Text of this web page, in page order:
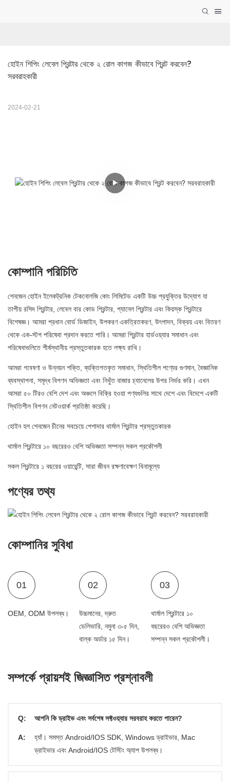
হোইন শিপিং লেবেল প্রিন্টার থেকে ২ রোল কাগজ কীভাবে প্রিন্ট করবেন?
সরবরাহকারী
2024-02-21
কোম্পানি পরিচিতি
শেনজেন হোইন ইলেকট্রনিক টেকনোলজি কোং লিমিটেড একটি উচ্চ প্রযুক্তির উদ্যোগ যা
তাপীয় রসিদ প্রিন্টার, লেবেল বার কোড প্রিন্টার, প্যানেল প্রিন্টার এবং কিয়স্ক প্রিন্টারে
বিশেষজ্ঞ। আমরা প্রধান বোর্ড ডিজাইন, উপকরণ একত্রিতকরণ, উৎপাদন, বিক্রয় এবং বিতরণ
থেকে এক-স্টপ পরিষেবা প্রদান করতে পারি। আমরা প্রিন্টার হার্ডওয়্যার সমাধান এবং
পরিষেবাগুলিতে শীর্ষস্থানীয় প্রস্তুতকারক হতে লক্ষ্য রাখি।
আমরা গবেষণা ও উন্নয়ন শক্তি, ব্যক্তিগতকৃত সমাধান, স্থিতিশীল পণ্যের গুণমান, বৈজ্ঞানিক
ব্যবস্থাপনা, সমৃদ্ধ বিপণন অভিজ্ঞতা এবং নিখুঁত বাজার চ্যানেলের উপর নির্ভর করি। এখন
আমরা ৫০ টিরও বেশি দেশ এবং অঞ্চলে বিক্রি হওয়া পণ্যগুলির সাথে দেশে এবং বিদেশে একটি
স্থিতিশীল বিপণন নেটওয়ার্ক প্রতিষ্ঠা করেছি।
হোইন হল শেনজেন চীনের সবচেয়ে পেশাদার থার্মাল প্রিন্টার প্রস্তুতকারক
থার্মাল প্রিন্টারে ১০ বছরেরও বেশি অভিজ্ঞতা সম্পন্ন সকল প্রকৌশলী
সকল প্রিন্টারে ১ বছরের ওয়ারেন্টি, সারা জীবন রক্ষণাবেক্ষণ বিনামূল্যে
পণ্যের তথ্য
কোম্পানির সুবিধা
01
OEM, ODM উপলব্ধ।
02
উচ্চমানের, দ্রুত
ডেলিভারি, নমুনা ৩-৫ দিন,
বাল্ক অর্ডার ১৫ দিন।
03
থার্মাল প্রিন্টারে ১০
বছরেরও বেশি অভিজ্ঞতা
সম্পন্ন সকল প্রকৌশলী।
সম্পর্কে প্রায়শই জিজ্ঞাসিত প্রশ্নাবলী
Q: আপনি কি ড্রাইভ এবং সর্বশেষ সফ্টওয়্যার সরবরাহ করতে পারেন?
A:
হ্যাঁ। সমস্ত Android/IOS SDK, Windows ড্রাইভার, Mac
ড্রাইভার এবং Android/IOS টেস্টিং অ্যাপ উপলব্ধ।